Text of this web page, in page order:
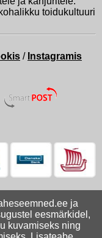
toidukultuuri
/ Instagramis
ja
eesmärkidel,
kuvamiseks ning